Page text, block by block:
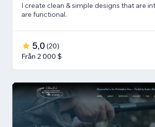
I create clean & simple designs that are
are functional.
5,0 (20)
Från 2 000 $